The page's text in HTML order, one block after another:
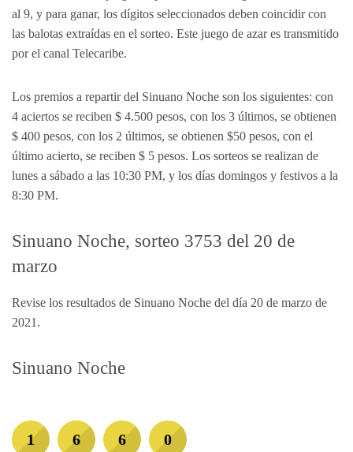
al 9, y para ganar, los dígitos seleccionados deben coincidir con
las balotas extraídas en el sorteo. Este juego de azar es transmitido
por el canal Telecaribe.
Los premios a repartir del Sinuano Noche son los siguientes: con
4 aciertos se reciben $ 4.500 pesos, con los 3 últimos, se obtienen
$ 400 pesos, con los 2 últimos, se obtienen $50 pesos, con el
último acierto, se reciben $ 5 pesos. Los sorteos se realizan de
lunes a sábado a las 10:30 PM, y los días domingos y festivos a la
8:30 PM.
Sinuano Noche, sorteo 3753 del 20 de
marzo
Revise los resultados de Sinuano Noche del día 20 de marzo de
2021.
Sinuano Noche
1 6 6 0